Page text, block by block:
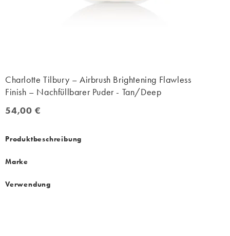
Charlotte Tilbury – Airbrush Brightening Flawless
Finish – Nachfüllbarer Puder - Tan/Deep
54,00 €
54,00 €
Produktbeschreibung
Marke
Verwendung